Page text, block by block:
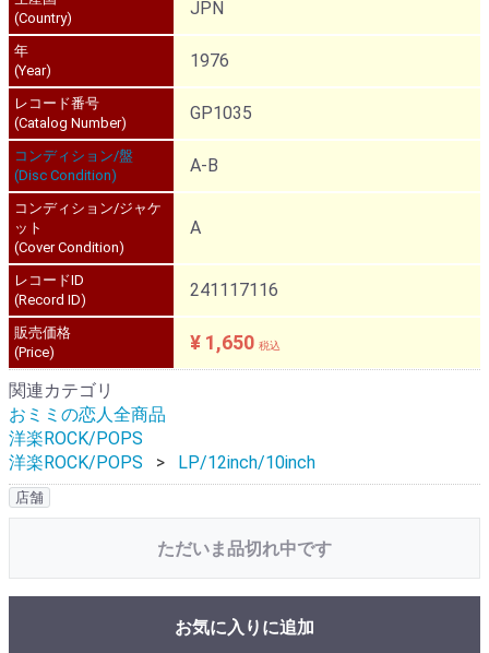
(Country)
JPN
年
(Year)
1976
レコード番号
(Catalog Number)
GP1035
コンディション/盤
(Disc Condition)
A-B
コンディション/ジャケ
ット
(Cover Condition)
A
レコードID
(Record ID)
241117116
販売価格
(Price)
¥ 1,650 税込
関連カテゴリ
おミミの恋人全商品
洋楽ROCK/POPS
洋楽ROCK/POPS
LP/12inch/10inch
店舗
ただいま品切れ中です
お気に入りに追加